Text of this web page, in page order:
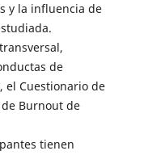
y la influencia de
de
el Cuestionario de
Burnout de
tienen